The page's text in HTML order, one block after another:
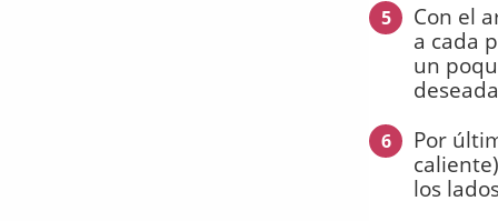
5
Con el
a cada
un
6
Por
los